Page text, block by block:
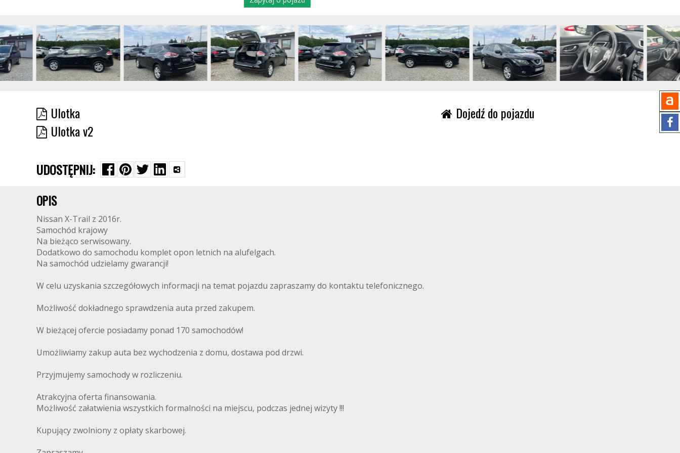
Ulotka
Ulotka v2
Dojedź do pojazdu
UDOSTĘPNIJ:
OPIS
Nissan X-Trail z 2016r.
Samochód krajowy
Na bieżąco serwisowany.
Dodatkowo do samochodu komplet opon letnich na alufelgach.
Na samochód udzielamy gwarancji!
W celu uzyskania szczegółowych informacji na temat pojazdu zapraszamy do kontaktu telefonicznego.
Możliwość dokładnego sprawdzenia auta przed zakupem.
W bieżącej ofercie posiadamy ponad 170 samochodów!
Umożliwiamy zakup auta bez wychodzenia z domu, dostawa pod drzwi.
Przyjmujemy samochody w rozliczeniu.
Atrakcyjna oferta finansowania.
Możliwość załatwienia wszystkich formalności na miejscu, podczas jednej wizyty !!!
Kupujący zwolniony z opłaty skarbowej.